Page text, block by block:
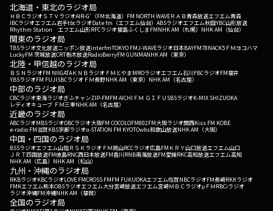
北海道・東北のラジオ局
ＨＢＣラジオＳＴＶラジオAIR-G'（FM北海道） FM NORTH WAVEＲＡＢ青森放送エフエム青森
IBCラジオエフエム岩手tbcラジオDate fm（エフエム仙台） ABSラジオエフエム秋田YBC山形放送
Rhythm Station エフエム山形RFCラジオ福島ふくしまFMNHK AM（札幌） NHK AM（仙台）
関東のラジオ局
TBSラジオ文化放送ニッポン放送interfmTOKYO FMJ-WAVEラジオ日本BAYFM78NACK5 ＦＭヨコハマ
LuckyFM 茨城放送CRT栃木放送RadioBerryFM GUNMANHK AM（東京）
北陸・甲信越のラジオ局
ＢＳＮラジオFM NIIGATAＫＮＢラジオ ＦＭとやまMROラジオエフエム石川FBCラジオFM福井
YBSラジオFM FUJISBCラジオ ＦＭ長野NHK AM（東京） NHK AM（名古屋）
中部のラジオ局
CBCラジオ東海ラジオぎふチャンZIP-FMFM AICHI ＦＭ ＧＩＦＵ SBSラジオK-MIX SHIZUOKA
レディオキューブ ＦＭ三重NHK AM（名古屋）
近畿のラジオ局
ABCラジオMBSラジオOBCラジオ大阪FM COCOLOFM802FM大阪ラジオ関西Kiss FM KOBE
e-radio FM滋賀KBS京都ラジオα-STATION FM KYOTOwbs和歌山放送NHK AM（大阪）
中国・四国のラジオ局
BSSラジオエフエム山陰ＲＳＫラジオ ＦＭ岡山RCCラジオ広島FM ＫＲＹ山口放送エフエム山口
ＪＲＴ四国放送FM徳島RNC西日本放送FM香川RNB南海放送FM愛媛RKC高知放送エフエム高知
NHK AM（広島） NHK AM（松山）
九州・沖縄のラジオ局
RKBラジオKBCラジオLOVE FMCROSS FMFM FUKUOKAエフエム佐賀NBCラジオFM長崎RKKラジオ
FMKエフエム熊本OBSラジオエフエム大分宮崎放送エフエム宮崎ＭＢＣラジオμＦＭRBCiラジオ
ラジオ沖縄FM沖縄NHK AM（福岡）
全国のラジオ局